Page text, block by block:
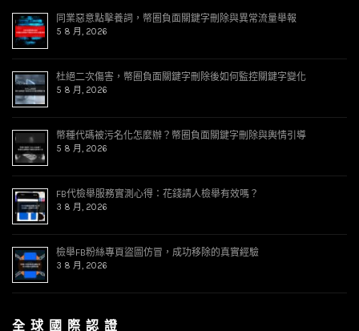
同業惡意點擊養詞，幣圈負面關鍵字刪除與異常流量舉報
5 8 月, 2026
杜絕二次傷害，幣圈負面關鍵字刪除後如何監控關鍵字變化
5 8 月, 2026
幣種代碼被污名化怎麼辦？幣圈負面關鍵字刪除與輿情引導
5 8 月, 2026
FB代檢舉服務實測心得：花錢請人檢舉有效嗎？
3 8 月, 2026
檢舉FB粉絲專頁盜圖仿冒，成功移除的真實經驗
3 8 月, 2026
全 球 國 際 認 證